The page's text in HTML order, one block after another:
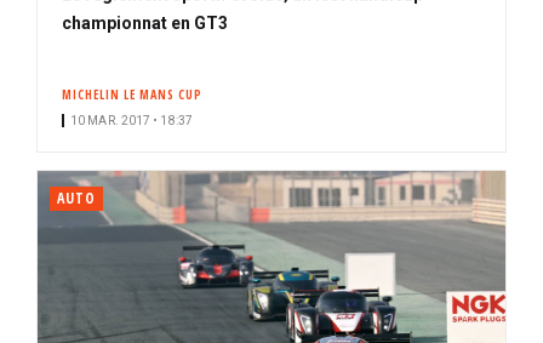
championnat en GT3
MICHELIN LE MANS CUP
10 MAR. 2017 • 18:37
AUTO